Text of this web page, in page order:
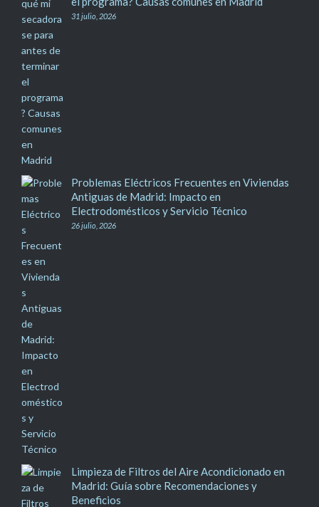
31 julio, 2026
Problemas Eléctricos Frecuentes en Viviendas
Antiguas de Madrid: Impacto en
Electrodomésticos y Servicio Técnico
26 julio, 2026
Limpieza de Filtros del Aire Acondicionado en
Madrid: Guía sobre Recomendaciones y
Beneficios